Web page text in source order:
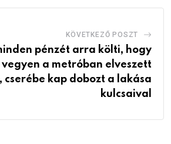
KÖVETKEZŐ POSZT
pénzét arra költi, hogy
a metróban elveszett
cserébe kap dobozt a lakása
kulcsaival